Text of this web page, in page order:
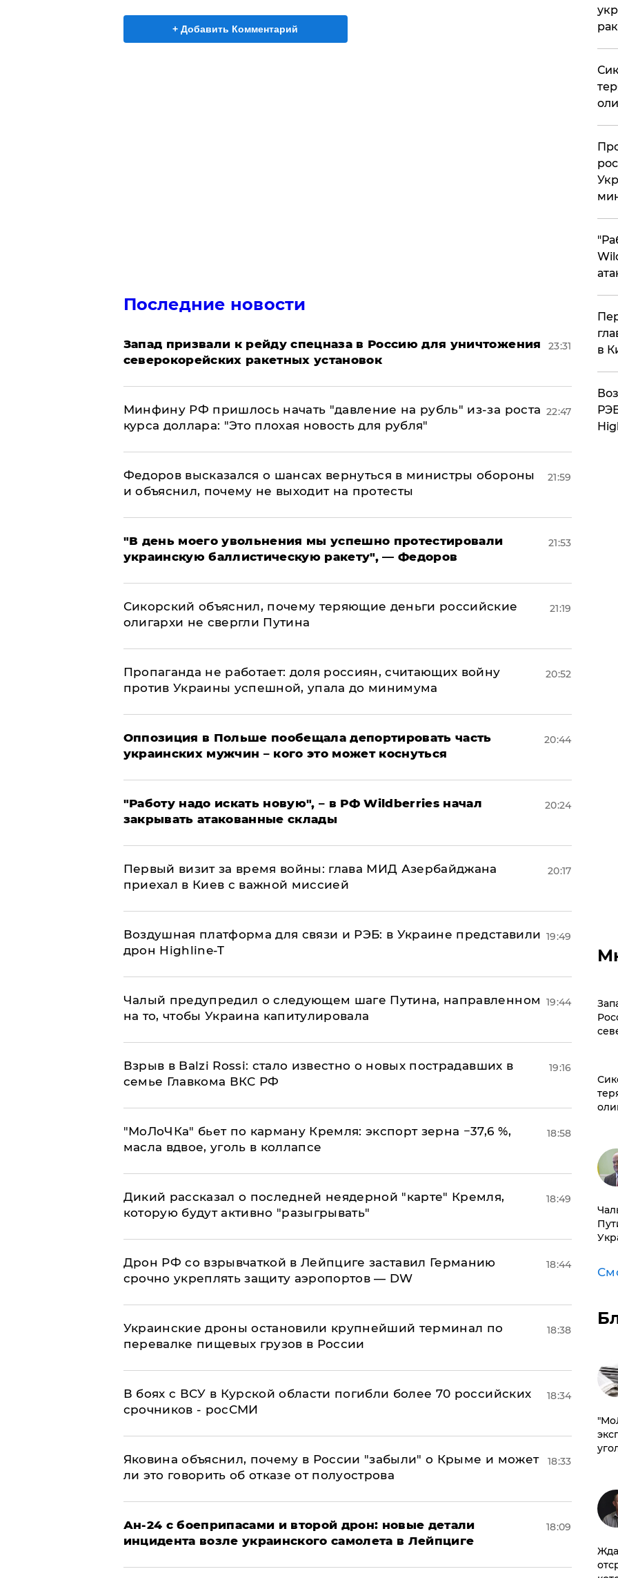
+ Добавить Комментарий
Последние новости
Запад призвали к рейду спецназа в Россию для уничтожения
северокорейских ракетных установок
23:31
Минфину РФ пришлось начать "давление на рубль" из-за роста
курса доллара: "Это плохая новость для рубля"
22:47
Федоров высказался о шансах вернуться в министры обороны
и объяснил, почему не выходит на протесты
21:59
​"В день моего увольнения мы успешно протестировали
украинскую баллистическую ракету", — Федоров
21:53
Сикорский объяснил, почему теряющие деньги российские
олигархи не свергли Путина
21:19
​Пропаганда не работает: доля россиян, считающих войну
против Украины успешной, упала до минимума
20:52
Оппозиция в Польше пообещала депортировать часть
украинских мужчин – кого это может коснуться
20:44
"Работу надо искать новую", – в РФ Wildberries начал
закрывать атакованные склады
20:24
Первый визит за время войны: глава МИД Азербайджана
приехал в Киев с важной миссией
20:17
Воздушная платформа для связи и РЭБ: в Украине представили
дрон Highline-T
19:49
Чалый предупредил о следующем шаге Путина, направленном
на то, чтобы Украина капитулировала
19:44
Взрыв в Balzi Rossi: стало известно о новых пострадавших в
семье Главкома ВКС РФ
19:16
​"МоЛоЧКа" бьет по карману Кремля: экспорт зерна −37,6 %,
масла вдвое, уголь в коллапсе
18:58
Дикий рассказал о последней неядерной "карте" Кремля,
которую будут активно "разыгрывать"
18:49
​Дрон РФ со взрывчаткой в Лейпциге заставил Германию
срочно укреплять защиту аэропортов — DW
18:44
Украинские дроны остановили крупнейший терминал по
перевалке пищевых грузов в России
18:38
В боях с ВСУ в Курской области погибли более 70 российских
срочников - росСМИ
18:34
Яковина объяснил, почему в России "забыли" о Крыме и может
ли это говорить об отказе от полуострова
18:33
Ан-24 с боеприпасами и второй дрон: новые детали
инцидента возле украинского самолета в Лейпциге
18:09
в